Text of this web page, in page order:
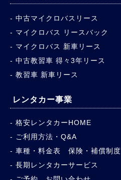
中古マイクロバスリース
マイクロバス リースバック
マイクロバス 新車リース
中古教習車 得々3年リース
教習車 新車リース
レンタカー事業
格安レンタカーHOME
ご利用方法・Q&A
車種・料金表 保険・補償制度
長期レンタカーサービス